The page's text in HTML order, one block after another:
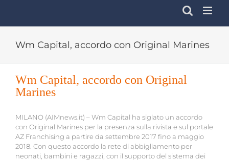
Wm Capital, accordo con Original Marines
Wm Capital, accordo con Original
Marines
MILANO (AIMnews.it) – Wm Capital ha siglato un accordo
con Original Marines per la presenza sulla rivista e sul portale
AZ Franchising a partire da settembre 2017 fino a maggio
2018. Con questo accordo la rete di abbigliamento per
neonati, bambini e ragazzi, con il supporto del sistema dei